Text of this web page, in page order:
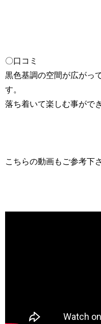
〇口コミ
黒色基調の空間が広がっ
す。
落ち着いて楽しむ事がで
こちらの動画もご参考下